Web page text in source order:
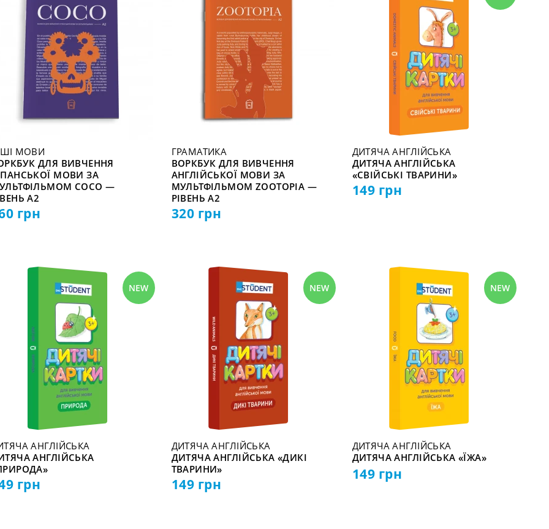
МОВИ
ДЛЯ ВИВЧЕННЯ
МОВИ ЗА
COCO —
A2
грн
ГРАМАТИКА
ВОРКБУК ДЛЯ ВИВЧЕННЯ
АНГЛІЙСЬКОЇ МОВИ ЗА
МУЛЬТФІЛЬМОМ ZOOTOPIA —
РІВЕНЬ A2
320 грн
ДИТЯЧА АНГЛІЙСЬКА
ДИТЯЧА АНГЛІЙСЬКА
«СВІЙСЬКІ ТВАРИНИ»
149 грн
NEW
АНГЛІЙСЬКА
АНГЛІЙСЬКА
грн
NEW
ДИТЯЧА АНГЛІЙСЬКА
ДИТЯЧА АНГЛІЙСЬКА «ДИКІ
ТВАРИНИ»
149 грн
NEW
ДИТЯЧА АНГЛІЙСЬКА
ДИТЯЧА АНГЛІЙСЬКА «ЇЖА»
149 грн